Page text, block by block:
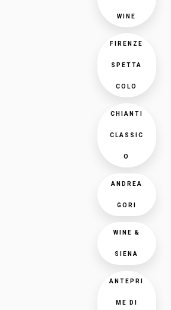
WINE
FIRENZE
SPETTA
COLO
CHIANTI
CLASSIC
O
ANDREA
GORI
WINE &
SIENA
ANTEPRI
ME DI